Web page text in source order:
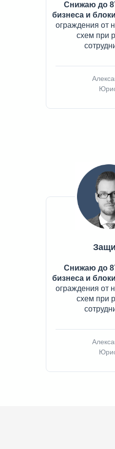
Снижаю до
бизнеса и
ограждения от
схем при
Снижаю до
бизнеса и
ограждения от
схем при